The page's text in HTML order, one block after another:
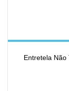
Entretela Não